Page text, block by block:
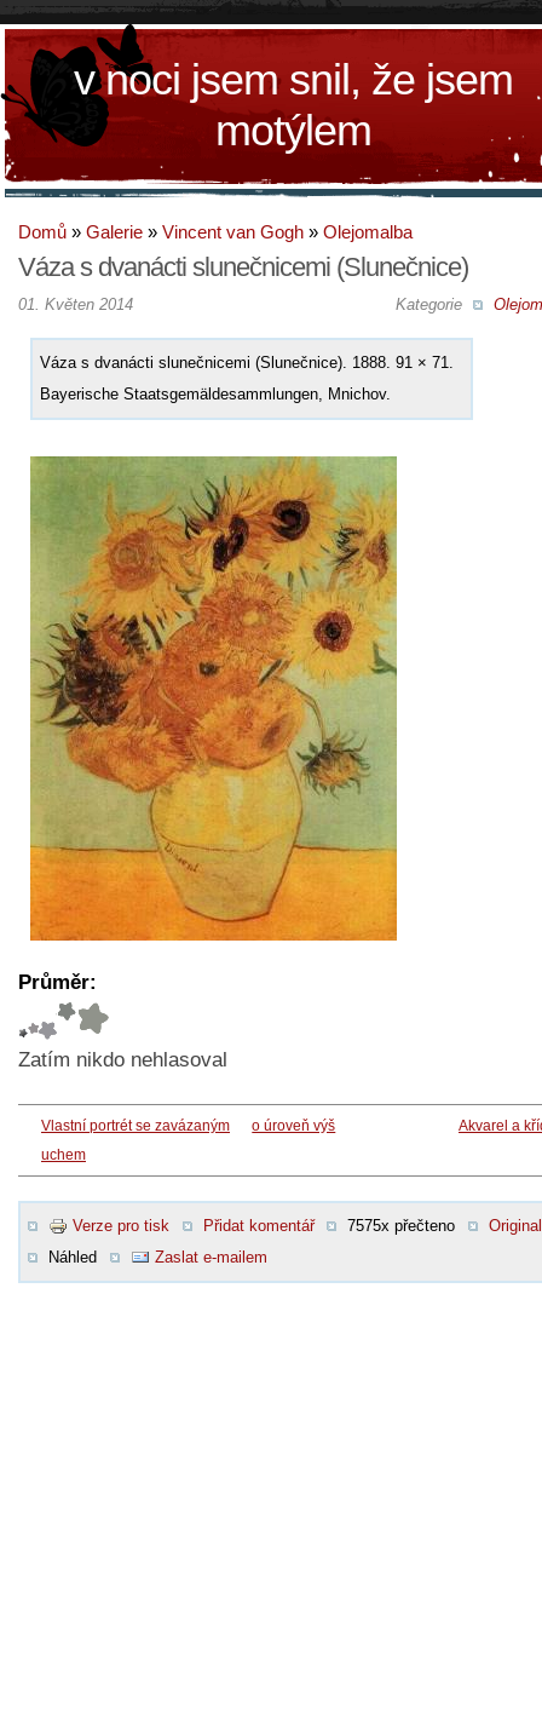
v noci jsem snil, že jsem
motýlem
Domů » Galerie » Vincent van Gogh » Olejomalba
Váza s dvanácti slunečnicemi (Slunečnice)
Kategorie
01. Květen 2014
Váza s dvanácti slunečnicemi (Slunečnice). 1888. 91 × 71.
Bayerische Staatsgemäldesammlungen, Mnichov.
Průměr:
Zatím nikdo nehlasoval
Vlastní portrét se zavázaným
uchem
o úroveň výš Akvarel a
Verze pro tisk Přidat komentář 7575x přečteno
Original
Náhled
Zaslat e-mailem